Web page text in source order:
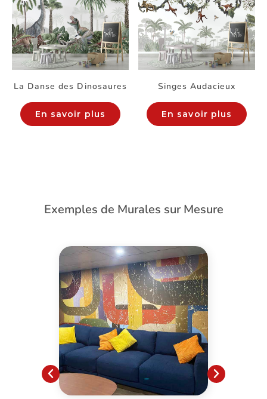
La Danse des Dinosaures
En savoir plus
Singes Audacieux
En savoir plus
Exemples de Murales sur Mesure